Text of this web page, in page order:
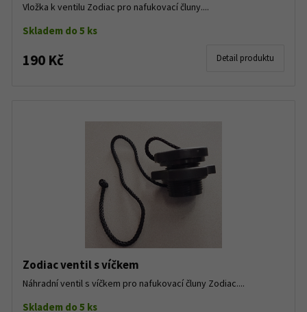
Vložka k ventilu Zodiac pro nafukovací čluny....
Skladem do 5 ks
190 Kč Detail produktu
Zodiac ventil s víčkem
Náhradní ventil s víčkem pro nafukovací čluny Zodiac....
Skladem do 5 ks